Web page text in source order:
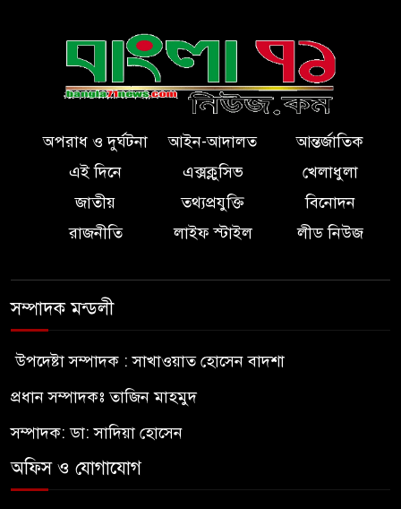
অপরাধ ও দুর্ঘটনা আইন-আদালত
আন্তর্জাতিক
এই দিনে
এক্সক্লুসিভ
খেলাধুলা
জাতীয়
তথ্যপ্রযুক্তি
বিনোদন
রাজনীতি
লাইফ স্টাইল লীড নিউজ
সম্পাদক মন্ডলী
উপদেষ্টা সম্পাদক : সাখাওয়াত হোসেন বাদশা
প্রধান সম্পাদকঃ তাজিন মাহমুদ
সম্পাদক: ডা: সাদিয়া হোসেন
অফিস ও যোগাযোগ